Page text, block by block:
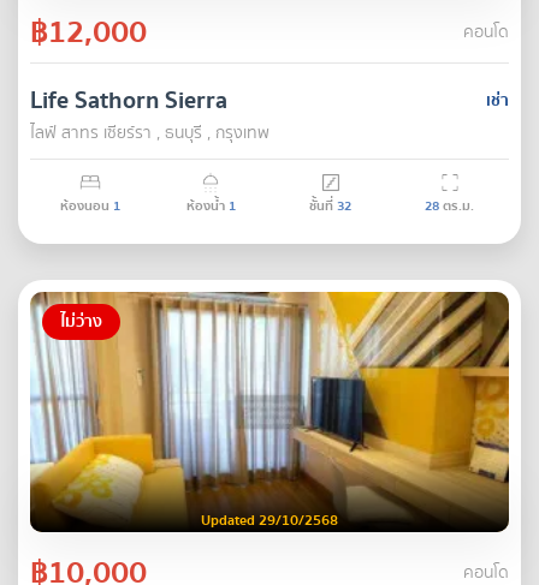
฿12,000 คอนโด
เช่า
Life Sathorn Sierra
ไลฟ์ สาทร เซียร์รา , ธนบุรี , กรุงเทพ
ห้องนอน 1 ห้องน้ำ 1 ชั้นที่32 28ตร.ม.
ไม่ว่าง
Updated 29/10/2568
฿10,000 คอนโด